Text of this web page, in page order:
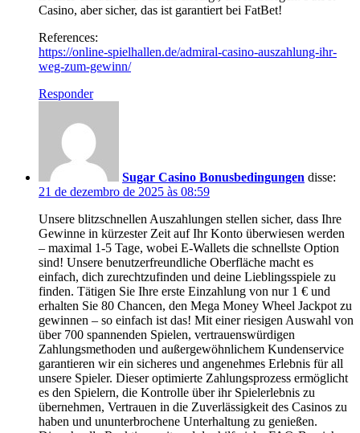
Casino, aber sicher, das ist garantiert bei FatBet!
References:
https://online-spielhallen.de/admiral-casino-auszahlung-ihr-
weg-zum-gewinn/
Responder
Sugar Casino Bonusbedingungen disse:
21 de dezembro de 2025 às 08:59
Unsere blitzschnellen Auszahlungen stellen sicher, dass Ihre
Gewinne in kürzester Zeit auf Ihr Konto überwiesen werden
– maximal 1-5 Tage, wobei E-Wallets die schnellste Option
sind! Unsere benutzerfreundliche Oberfläche macht es
einfach, dich zurechtzufinden und deine Lieblingsspiele zu
finden. Tätigen Sie Ihre erste Einzahlung von nur 1 € und
erhalten Sie 80 Chancen, den Mega Money Wheel Jackpot zu
gewinnen – so einfach ist das! Mit einer riesigen Auswahl von
über 700 spannenden Spielen, vertrauenswürdigen
Zahlungsmethoden und außergewöhnlichem Kundenservice
garantieren wir ein sicheres und angenehmes Erlebnis für all
unsere Spieler. Dieser optimierte Zahlungsprozess ermöglicht
es den Spielern, die Kontrolle über ihr Spielerlebnis zu
übernehmen, Vertrauen in die Zuverlässigkeit des Casinos zu
haben und ununterbrochene Unterhaltung zu genießen.